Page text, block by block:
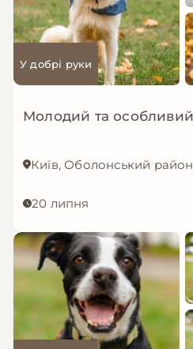
У добрі руки
Київ, Оболонський район
20 липня